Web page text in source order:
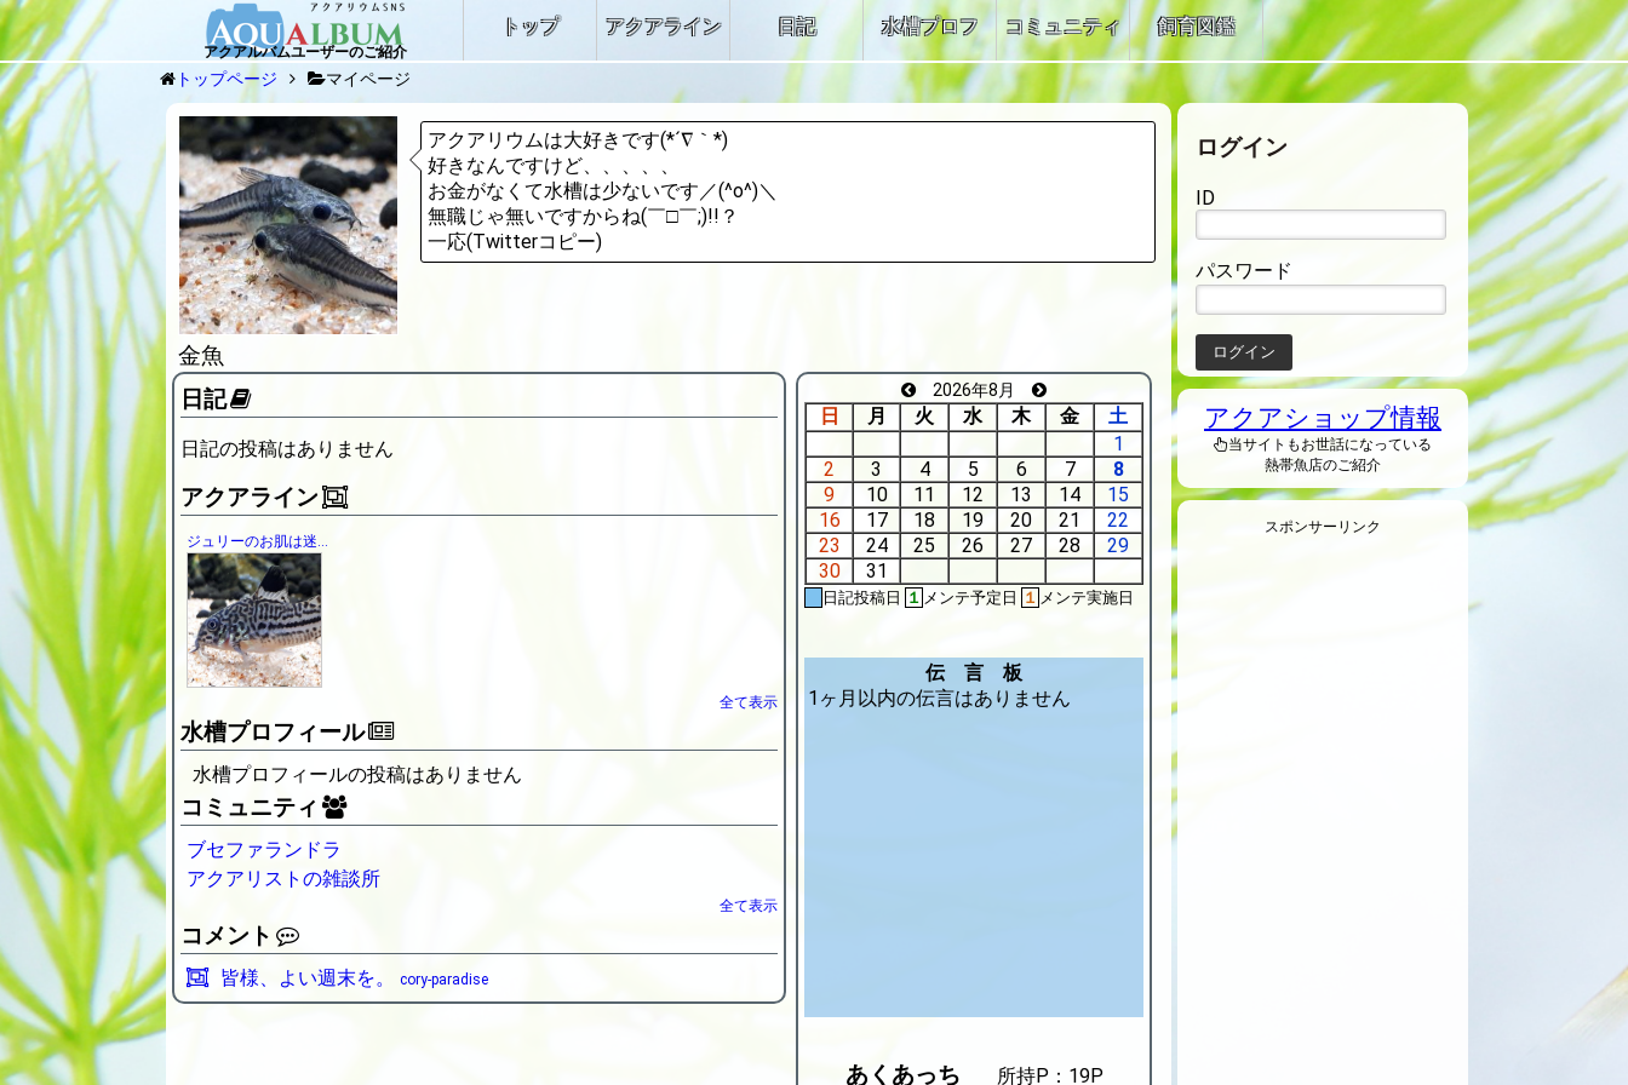
アクアルバムユーザーのご紹介
トップ アクアライン 日記 水槽プロフ コミュニティ 飼育図鑑
トップページ マイページ
金魚
アクアリウムは大好きです(*´∇｀*)
好きなんですけど、、、、、
お金がなくて水槽は少ないです／(^o^)＼
無職じゃ無いですからね(￣□￣;)!!？
一応(Twitterコピー)
日記
日記の投稿はありません
アクアライン
ジュリーのお肌は迷路みたい(^∇^) てかあんたジュリー(・・?トリリネアータスじゃない(?_?)
全て表示
水槽プロフィール
水槽プロフィールの投稿はありません
コミュニティ
ブセファランドラ
アクアリストの雑談所
全て表示
コメント
皆様、よい週末を。 cory-paradise
2026年8月
日 月 火 水 木 金
土
1
2
3 4 5 6 7
8
9
10 11 12 13 14
15
16
17 18 19 20 21
22
23
24 25 26 27 28
29
30
31
日記投稿日 １ メンテ予定日 １ メンテ実施日
伝 言 板
1ヶ月以内の伝言はありません
あくあっち 所持P：19P
ログイン
ID
パスワード
アクアショップ情報
当サイトもお世話になっている
熱帯魚店のご紹介
スポンサーリンク